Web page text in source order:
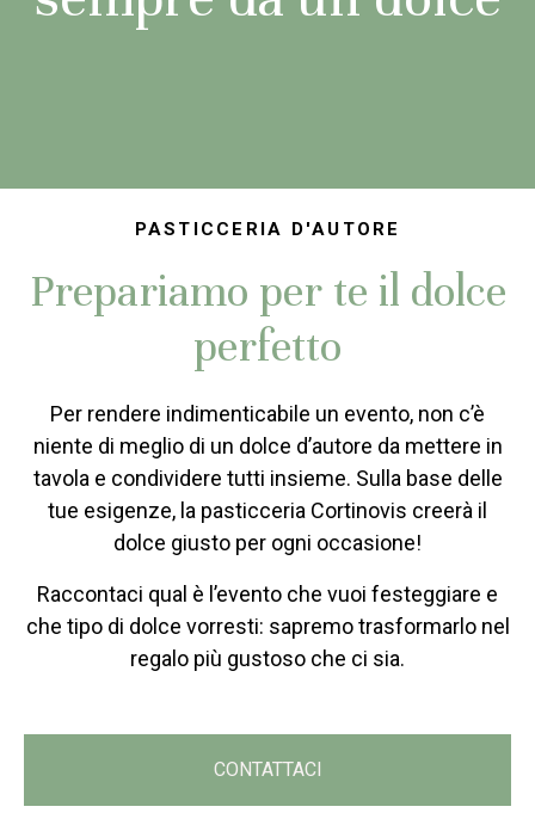
PASTICCERIA D'AUTORE
Prepariamo per te il dolce
perfetto
Per rendere indimenticabile un evento, non c’è
niente di meglio di un dolce d’autore da mettere in
tavola e condividere tutti insieme. Sulla base delle
tue esigenze, la pasticceria Cortinovis creerà il
dolce giusto per ogni occasione!
Raccontaci qual è l’evento che vuoi festeggiare e
che tipo di dolce vorresti: sapremo trasformarlo nel
regalo più gustoso che ci sia.
CONTATTACI